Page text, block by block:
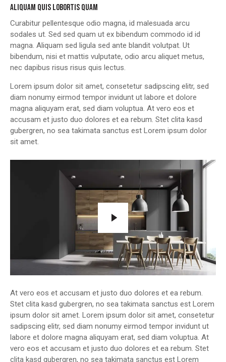
ALIQUAM QUIS LOBORTIS QUAM
Curabitur pellentesque odio magna, id malesuada arcu
sodales ut. Sed sed quam ut ex bibendum commodo id id
magna. Aliquam sed ligula sed ante blandit volutpat. Ut
bibendum, nisi et mattis vulputate, odio arcu aliquet metus,
nec dapibus risus risus quis lectus.
Lorem ipsum dolor sit amet, consetetur sadipscing elitr, sed
diam nonumy eirmod tempor invidunt ut labore et dolore
magna aliquyam erat, sed diam voluptua. At vero eos et
accusam et justo duo dolores et ea rebum. Stet clita kasd
gubergren, no sea takimata sanctus est Lorem ipsum dolor
sit amet.
At vero eos et accusam et justo duo dolores et ea rebum.
Stet clita kasd gubergren, no sea takimata sanctus est Lorem
ipsum dolor sit amet. Lorem ipsum dolor sit amet, consetetur
sadipscing elitr, sed diam nonumy eirmod tempor invidunt ut
labore et dolore magna aliquyam erat, sed diam voluptua. At
vero eos et accusam et justo duo dolores et ea rebum. Stet
clita kasd gubergren, no sea takimata sanctus est Lorem